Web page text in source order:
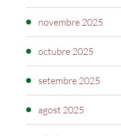
novembre 2025
octubre 2025
setembre 2025
agost 2025